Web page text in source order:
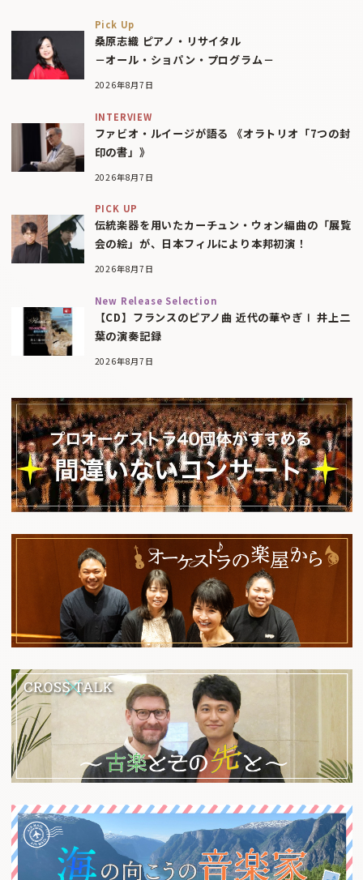
Pick Up
桑原志織 ピアノ・リサイタル
－オール・ショパン・プログラム－
2026年8月7日
INTERVIEW
ファビオ・ルイージが語る 《オラトリオ「7つの封
印の書」》
2026年8月7日
PICK UP
伝統楽器を用いたカーチュン・ウォン編曲の「展覧
会の絵」が、日本フィルにより本邦初演！
2026年8月7日
New Release Selection
【CD】フランスのピアノ曲 近代の華やぎⅠ 井上二
葉の演奏記録
2026年8月7日